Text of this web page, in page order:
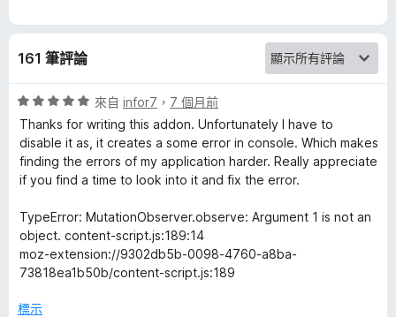
i
c
:
A
u
t
，
分
5
分
161 筆評論
評
價
5
分
，
分
5
分
來自 infor7 ， 7 個月前
Thanks for writing this addon. Unfortunately I have to
disable it as, it creates a some error in console. Which makes
finding the errors of my application harder. Really appreciate
if you find a time to look into it and fix the error.
TypeError: MutationObserver.observe: Argument 1 is not an
object. content-script.js:189:14
moz-extension://9302db5b-0098-4760-a8ba-
73818ea1b50b/content-script.js:189
標示